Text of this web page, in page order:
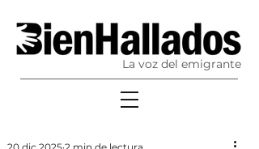
La voz del emigrante